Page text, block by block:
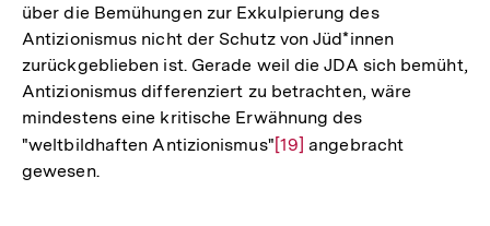
über die Bemühungen zur Exkulpierung des
Antizionismus nicht der Schutz von Jüd*innen
zurückgeblieben ist. Gerade weil die JDA sich bemüht,
Antizionismus differenziert zu betrachten, wäre
mindestens eine kritische Erwähnung des
"weltbildhaften Antizionismus"Zur
[19] angebracht
gewesen.